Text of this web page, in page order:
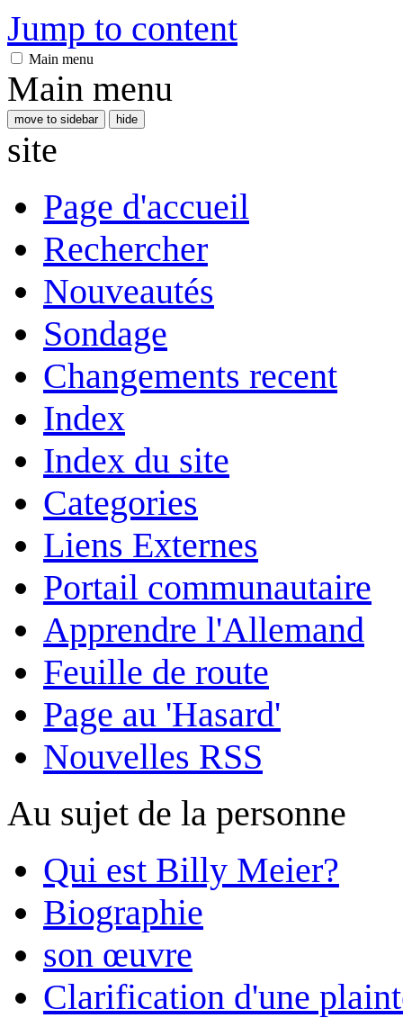
Jump to content
Main menu
Main menu
move to sidebar hide
site
Page d'accueil
Rechercher
Nouveautés
Sondage
Changements recent
Index
Index du site
Categories
Liens Externes
Portail communautaire
Apprendre l'Allemand
Feuille de route
Page au 'Hasard'
Nouvelles RSS
Au sujet de la personne
Qui est Billy Meier?
Biographie
son œuvre
Clarification d'une